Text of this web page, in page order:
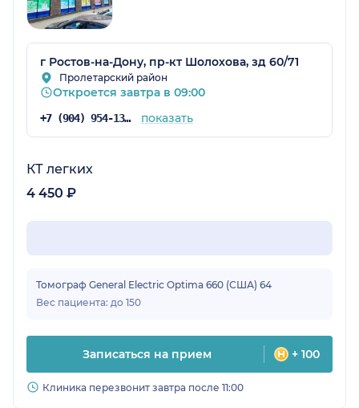
г Ростов-на-Дону, пр-кт Шолохова, зд 60/71
Пролетарский район
Откроется завтра в 09:00
+7 (904) 954-13-96 показать
КТ легких
4 450 ₽
Томограф General Electric Optima 660 (США) 64
Вес пациента: до 150
Записаться на прием + 100
Клиника перезвонит завтра после 11:00